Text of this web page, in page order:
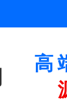
高